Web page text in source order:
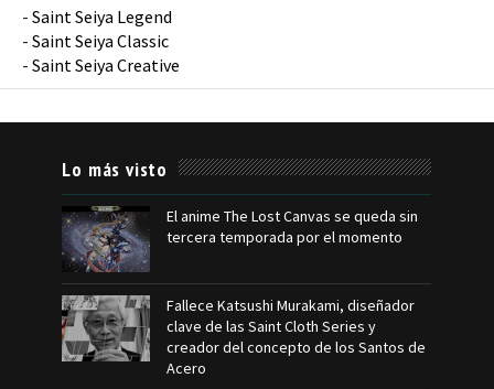
- Saint Seiya Legend
- Saint Seiya Classic
- Saint Seiya Creative
Lo más visto
El anime The Lost Canvas se queda sin
tercera temporada por el momento
Fallece Katsushi Murakami, diseñador
clave de las Saint Cloth Series y
creador del concepto de los Santos de
Acero